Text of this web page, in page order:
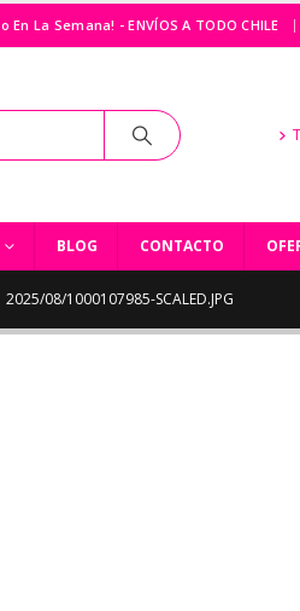
La Semana! - ENVÍOS A TODO CHILE |
BLOG CONTACTO
2025/08/1000107985-SCALED.JPG